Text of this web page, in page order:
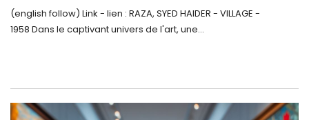
décembre 2020
novembre 2020
septembre 2020
juillet 2020
Inattendue
(english follow) Link - lien : RAZA, SYED HAIDER - VILLAGE -
1958 Dans le captivant univers de l'art, une...